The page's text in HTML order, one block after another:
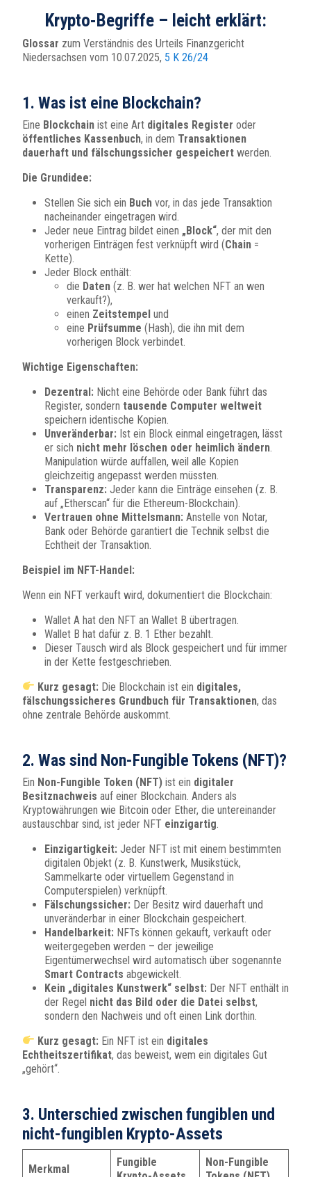
Krypto-Begriffe – leicht erklärt:
Glossar zum Verständnis des Urteils Finanzgericht
Niedersachsen vom 10.07.2025, 5 K 26/24
1. Was ist eine Blockchain?
Eine Blockchain ist eine Art digitales Register oder
öffentliches Kassenbuch, in dem Transaktionen
dauerhaft und fälschungssicher gespeichert werden.
Die Grundidee:
Stellen Sie sich ein Buch vor, in das jede Transaktion
nacheinander eingetragen wird.
Jeder neue Eintrag bildet einen „Block“, der mit den
vorherigen Einträgen fest verknüpft wird (Chain =
Kette).
Jeder Block enthält:
die Daten (z. B. wer hat welchen NFT an wen
verkauft?),
einen Zeitstempel und
eine Prüfsumme (Hash), die ihn mit dem
vorherigen Block verbindet.
Wichtige Eigenschaften:
Dezentral: Nicht eine Behörde oder Bank führt das
Register, sondern tausende Computer weltweit
speichern identische Kopien.
Unveränderbar: Ist ein Block einmal eingetragen, lässt
er sich nicht mehr löschen oder heimlich ändern.
Manipulation würde auffallen, weil alle Kopien
gleichzeitig angepasst werden müssten.
Transparenz: Jeder kann die Einträge einsehen (z. B.
auf „Etherscan“ für die Ethereum-Blockchain).
Vertrauen ohne Mittelsmann: Anstelle von Notar,
Bank oder Behörde garantiert die Technik selbst die
Echtheit der Transaktion.
Beispiel im NFT-Handel:
Wenn ein NFT verkauft wird, dokumentiert die Blockchain:
Wallet A hat den NFT an Wallet B übertragen.
Wallet B hat dafür z. B. 1 Ether bezahlt.
Dieser Tausch wird als Block gespeichert und für immer
in der Kette festgeschrieben.
Kurz gesagt: Die Blockchain ist ein digitales,
fälschungssicheres Grundbuch für Transaktionen, das
ohne zentrale Behörde auskommt.
2. Was sind Non-Fungible Tokens (NFT)?
Ein Non-Fungible Token (NFT) ist ein digitaler
Besitznachweis auf einer Blockchain. Anders als
Kryptowährungen wie Bitcoin oder Ether, die untereinander
austauschbar sind, ist jeder NFT einzigartig.
Einzigartigkeit: Jeder NFT ist mit einem bestimmten
digitalen Objekt (z. B. Kunstwerk, Musikstück,
Sammelkarte oder virtuellem Gegenstand in
Computerspielen) verknüpft.
Fälschungssicher: Der Besitz wird dauerhaft und
unveränderbar in einer Blockchain gespeichert.
Handelbarkeit: NFTs können gekauft, verkauft oder
weitergegeben werden – der jeweilige
Eigentümerwechsel wird automatisch über sogenannte
Smart Contracts abgewickelt.
Kein „digitales Kunstwerk“ selbst: Der NFT enthält in
der Regel nicht das Bild oder die Datei selbst,
sondern den Nachweis und oft einen Link dorthin.
Kurz gesagt: Ein NFT ist ein digitales
Echtheitszertifikat, das beweist, wem ein digitales Gut
„gehört“.
3. Unterschied zwischen fungiblen und
nicht-fungiblen Krypto-Assets
Merkmal
Fungible
Non-Fungible